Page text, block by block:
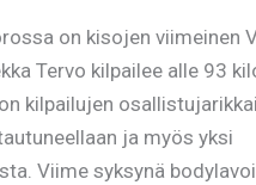
on kisojen viimeinen
Tervo kilpailee alle 93
kilpailujen
ja myös yksi
Viime syksynä